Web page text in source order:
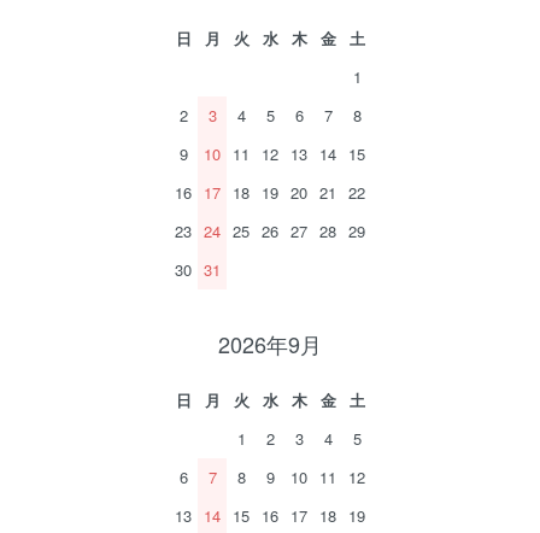
日 月 火 水 木 金
土
1
2
3 4 5 6 7
8
9
10 11 12 13 14 15
16 17 18 19 20 21
22
23 24 25 26 27 28 29
30 31
2026年9月
日 月 火 水 木 金
土
1
2 3 4
5
6
7 8 9 10 11
12
13 14 15 16 17 18 19